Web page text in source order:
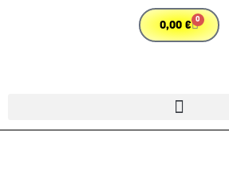
0,00€ 0